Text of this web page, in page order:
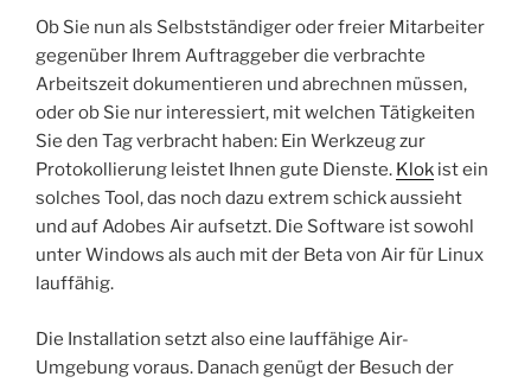
Ob Sie nun als Selbstständiger oder freier Mitarbeiter
gegenüber Ihrem Auftraggeber die verbrachte
Arbeitszeit dokumentieren und abrechnen müssen,
oder ob Sie nur interessiert, mit welchen Tätigkeiten
Sie den Tag verbracht haben: Ein Werkzeug zur
Protokollierung leistet Ihnen gute Dienste. Klok ist ein
solches Tool, das noch dazu extrem schick aussieht
und auf Adobes Air aufsetzt. Die Software ist sowohl
unter Windows als auch mit der Beta von Air für Linux
lauffähig.
Die Installation setzt also eine lauffähige Air-
Umgebung voraus. Danach genügt der Besuch der